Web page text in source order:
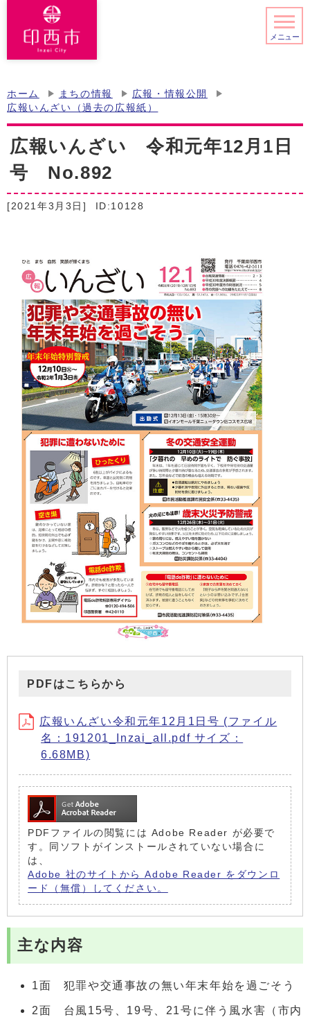
メニュー
ホーム まちの情報
広報・情報公開
広報いんざい（過去の広報紙）
広報いんざい 令和元年12月1日
号 No.892
[2021年3月3日] ID:10128
PDFはこちらから
広報いんざい令和元年12月1日号 (ファイル
名：191201_Inzai_all.pdf サイズ：
6.68MB)
PDFファイルの閲覧には Adobe Reader が必要で
す。同ソフトがインストールされていない場合に
は、
Adobe 社のサイトから Adobe Reader をダウンロ
ード（無償）してください。
主な内容
1面 犯罪や交通事故の無い年末年始を過ごそう
2面 台風15号、19号、21号に伴う風水害（市内